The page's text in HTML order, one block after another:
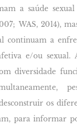
a saúde
WAS, 2014),
continuam a
e/ou sexual.
diversidade
os
para informar